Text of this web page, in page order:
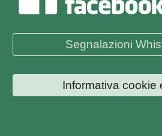
Segnalazioni
Informativa cookie